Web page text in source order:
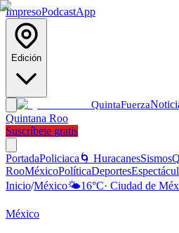
ImpresoPodcastApp
Edición
QuintaFuerza
Quintana Roo
Suscríbete gratis
PortadaPoliciaca 🌀 HuracanesSismos
RooMéxicoPolíticaDeportes
Inicio/México🌤️16°C· Ciudad de
México